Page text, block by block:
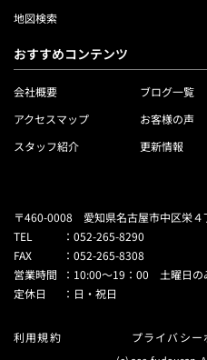
地図検索
おすすめコンテンツ
会社概要
アクセスマップ
スタッフ紹介
ブログ一覧
お客様の声
更新情報
〒460-0008 愛知県名古屋市中区栄４
TEL
： 052-265-8290
FAX
： 052-265-8308
営業時間
： 10:00～19：00 土曜日の
定休日
： 日・祝日
利用規約 プライバシー